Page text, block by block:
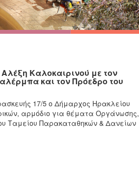
Καλοκαιρινού με τον
και τον Πρόεδρο του
17/5 ο Δήμαρχος Ηρακλείου
αρμόδιο για θέματα Οργάνωσης,
Ταμείου Παρακαταθηκών & Δανείων